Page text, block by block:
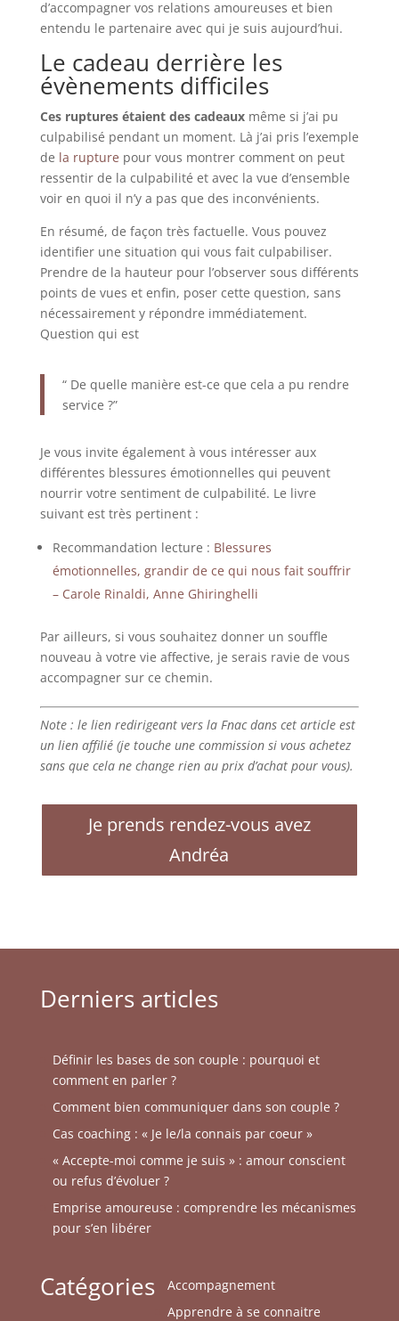
d’accompagner vos relations amoureuses et bien
entendu le partenaire avec qui je suis aujourd’hui.
Le cadeau derrière les
évènements difficiles
Ces ruptures étaient des cadeauxmême si j’ai pu
culpabilisé pendant un moment. Là j’ai pris l’exemple
de la rupture pour vous montrer comment on peut
ressentir de la culpabilité et avec la vue d’ensemble
voir en quoi il n’y a pas que des inconvénients.
En résumé, de façon très factuelle. Vous pouvez
identifier une situation qui vous fait culpabiliser.
Prendre de la hauteur pour l’observer sous différents
points de vues et enfin, poser cette question, sans
nécessairement y répondre immédiatement.
Question qui est
“ De quelle manière est-ce que cela a pu rendre
service ?”
Je vous invite également à vous intéresser aux
différentes blessures émotionnelles qui peuvent
nourrir votre sentiment de culpabilité. Le livre
suivant est très pertinent :
Recommandation lecture : Blessures
émotionnelles, grandir de ce qui nous fait souffrir
– Carole Rinaldi, Anne Ghiringhelli
Par ailleurs, si vous souhaitez donner un souffle
nouveau à votre vie affective, je serais ravie de vous
accompagner sur ce chemin.
Note : le lien redirigeant vers la Fnac dans cet article est
un lien affilié (je touche une commission si vous achetez
sans que cela ne change rien au prix d’achat pour vous).
Je prends rendez-vous avez
Andréa
Derniers articles
Définir les bases de son couple : pourquoi et
comment en parler ?
Comment bien communiquer dans son couple ?
Cas coaching : « Je le/la connais par coeur »
« Accepte-moi comme je suis » : amour conscient
ou refus d’évoluer ?
Emprise amoureuse : comprendre les mécanismes
pour s’en libérer
Catégories
Accompagnement
Apprendre à se connaitre